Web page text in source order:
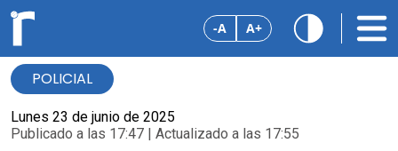
-A A+
POLICIAL
Lunes 23 de junio de 2025
Publicado a las 17:47 | Actualizado a las 17:55